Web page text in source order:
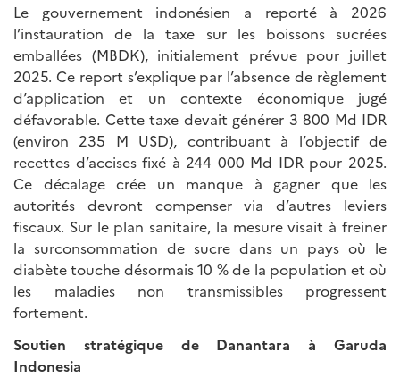
Le gouvernement indonésien a reporté à 2026
l’instauration de la taxe sur les boissons sucrées
emballées (MBDK), initialement prévue pour juillet
2025. Ce report s’explique par l’absence de règlement
d’application et un contexte économique jugé
défavorable. Cette taxe devait générer 3 800 Md IDR
(environ 235 M USD), contribuant à l’objectif de
recettes d’accises fixé à 244 000 Md IDR pour 2025.
Ce décalage crée un manque à gagner que les
autorités devront compenser via d’autres leviers
fiscaux. Sur le plan sanitaire, la mesure visait à freiner
la surconsommation de sucre dans un pays où le
diabète touche désormais 10 % de la population et où
les maladies non transmissibles progressent
fortement.
Soutien stratégique de Danantara à Garuda
Indonesia